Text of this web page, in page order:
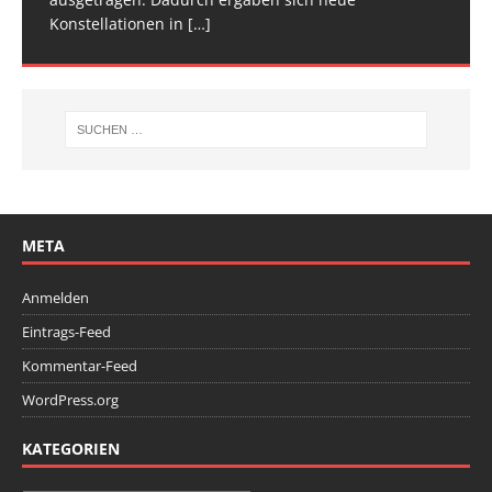
Konstellationen in […]
Deutschen[…]
META
Anmelden
Eintrags-Feed
Kommentar-Feed
WordPress.org
KATEGORIEN